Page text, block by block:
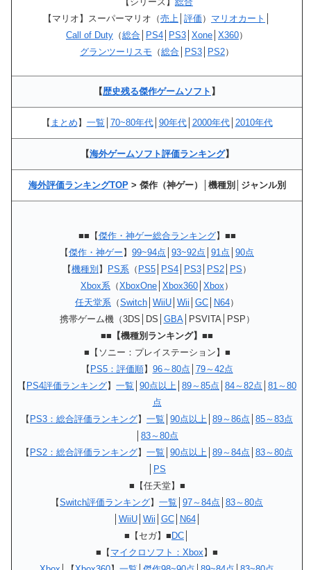
【マリオ】スーパーマリオ（売上 評価 ） マリオカート
Call of Duty （総合 PS4 PS3 Xone X360）
グランツーリスモ （総合 PS3 PS2）
【歴史残る傑作ゲームソフト 】
【 まとめ 】 一覧 70~80年代│ 90年代│ 2000年代│ 2010年代
【海外ゲームソフト評価ランキング】
海外評価ランキングTOP> 傑作（神ゲー）│機種別│ジャンル別
■■【傑作・神ゲー総合ランキング】■■
【傑作・神ゲー 】 99~94点 93~92点 91点 90点
【機種別 】 PS系 （ PS5 PS4 PS3 PS2 PS ）
Xbox系 （XboxOne Xbox360 Xbox ）
任天堂系 （Switch WiiU Wii GC N64）
携帯ゲーム機（3DS│DS│ GBA│PSVITA│PSP）
■■【機種別ランキング】■■
■【ソニー：プレイステーション】■
【 PS5：評価順】 96～80点 79～42点
【 PS4評価ランキング】 一覧 90点以上 89～85点 84～82点 81～80
点
【 PS3：総合評価ランキング】 一覧 90点以上 89～86点 85～83点
83～80点
【 PS2：総合評価ランキング】 一覧 90点以上 89～84点 83～80点
PS
■【任天堂】■
【Switch評価ランキング】 一覧 97～84点 83～80点
WiiU│ Wii GC│ N64│
■【セガ】■ DC
■【 マイクロソフト：Xbox 】■